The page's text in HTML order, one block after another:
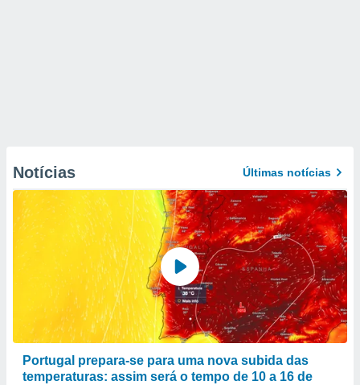
Notícias Últimas notícias
Portugal prepara-se para uma nova subida das
temperaturas: assim será o tempo de 10 a 16 de